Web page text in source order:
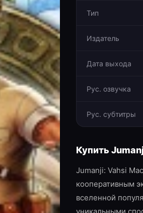
Тип
Издатель
Дата выхода
Рус. озвучка
Рус. субтитры
Купить
Jumanji: Vahsi
кооперативным
вселенной